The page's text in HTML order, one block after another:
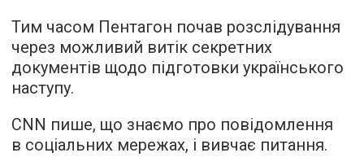
Тим часом Пентагон почав розслідування
через можливий витік секретних
документів щодо підготовки українського
наступу.
CNN пише, що знаємо про повідомлення
в соціальних мережах, і вивчає питання.